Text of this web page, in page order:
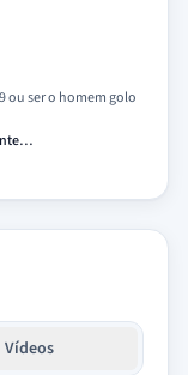
ou ser o homem golo
Vídeos